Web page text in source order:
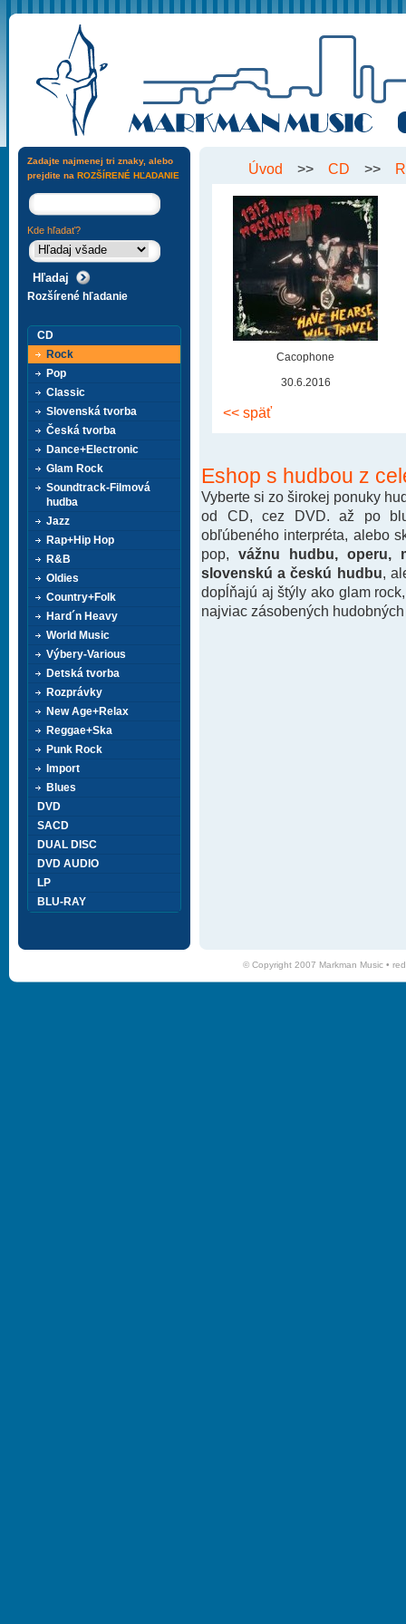
Úvod >> CD >>
Cacophone
30.6.2016
<< späť
Eshop s hudbou z
Vyberte si zo širokej ponuky
od CD, cez DVD. až po
obľúbeného interpréta, alebo
pop, vážnu hudbu, operu,
slovenskú a českú hudbu ,
dopĺňajú aj štýly ako glam
najviac zásobených
Zadajte najmenej tri znaky, alebo
prejdite na ROZŠÍRENÉ HĽADANIE
Kde hľadať?
Rozšírené hľadanie
CD
Rock
Pop
Classic
Slovenská tvorba
Česká tvorba
Dance+Electronic
Glam Rock
Soundtrack-Filmová
hudba
Jazz
Rap+Hip Hop
R&B
Oldies
Country+Folk
Hard´n Heavy
World Music
Výbery-Various
Detská tvorba
Rozprávky
New Age+Relax
Reggae+Ska
Punk Rock
Import
Blues
DVD
SACD
DUAL DISC
DVD AUDIO
LP
BLU-RAY
© Copyright 2007 Markman Music •